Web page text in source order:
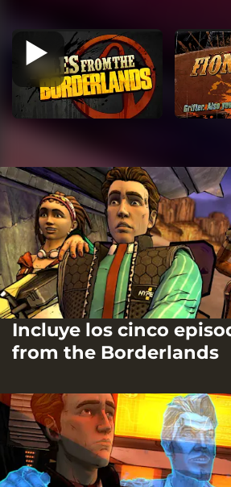
Incluye los cinco
from the Borderlands